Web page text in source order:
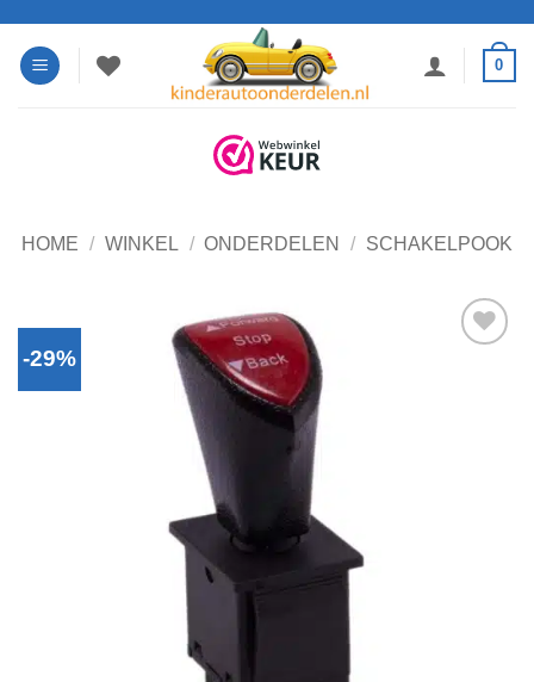
naar
inhoud
0
HOME / WINKEL / ONDERDELEN / SCHAKELPOOK
-29%